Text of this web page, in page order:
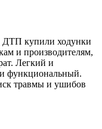
ДТП купили ходунки
и производителям,
Легкий и
функциональный.
травмы и ушибов